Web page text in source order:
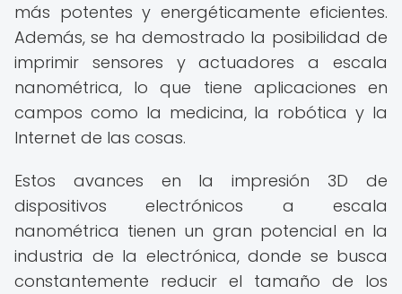
más potentes y energéticamente eficientes.
Además, se ha demostrado la posibilidad de
imprimir sensores y actuadores a escala
nanométrica, lo que tiene aplicaciones en
campos como la medicina, la robótica y la
Internet de las cosas.
Estos avances en la impresión 3D de
dispositivos electrónicos a escala
nanométrica tienen un gran potencial en la
industria de la electrónica, donde se busca
constantemente reducir el tamaño de los